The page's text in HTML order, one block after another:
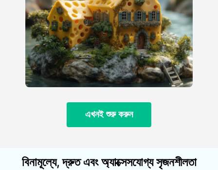
এখনই শুরু করুন
বিনামূল্যে, দ্রুত এবং অ্যাক্সেসযোগ্য সৃজনশীলতা